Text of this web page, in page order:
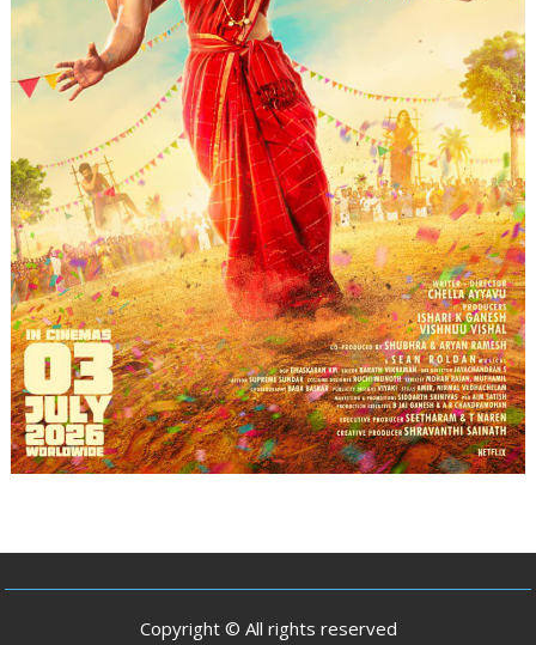
Copyright © All rights reserved